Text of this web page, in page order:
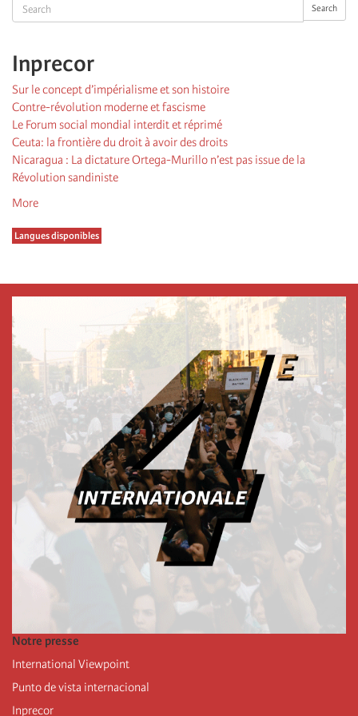
Search Search
Inprecor
Sur le concept d’impérialisme et son histoire
Contre-révolution moderne et fascisme
Le Forum social mondial interdit et réprimé
Ceuta: la frontière du droit à avoir des droits
Nicaragua : La dictature Ortega-Murillo n’est pas issue de la
Révolution sandiniste
More
Langues disponibles
Notre presse
International Viewpoint
Punto de vista internacional
Inprecor